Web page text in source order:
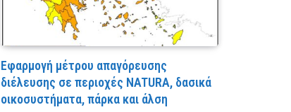
Εφαρμογή μέτρου απαγόρευσης
διέλευσης σε περιοχές NATURA, δασικά
οικοσυστήματα, πάρκα και άλση